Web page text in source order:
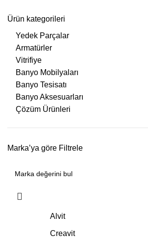
Ürün kategorileri
Yedek Parçalar
Armatürler
Vitrifiye
Banyo Mobilyaları
Banyo Tesisatı
Banyo Aksesuarları
Çözüm Ürünleri
Marka’ya göre Filtrele
Alvit
Creavit